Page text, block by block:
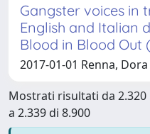
Gangster voices in
English and Italian
Blood in Blood Out
2017-01-01 Renna, Dora
Mostrati risultati da 2.320
a 2.339 di 8.900